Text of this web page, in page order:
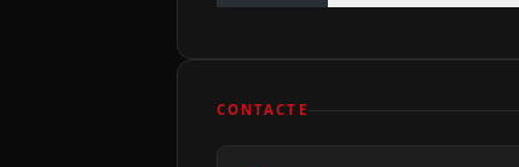
CONTACTE